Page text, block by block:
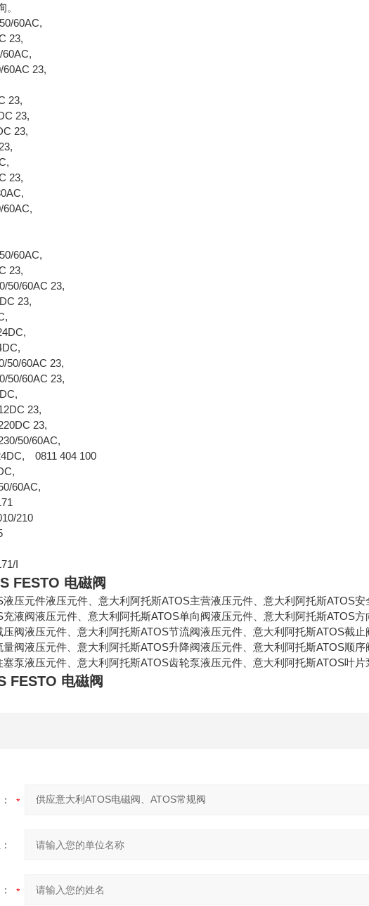
60AC,
23,
60AC,
60AC 23,
23,
23,
23,
23,
23,
60AC,
60AC,
23,
50/60AC 23,
23,
50/60AC 23,
50/60AC 23,
23,
23,
50/60AC,
0811 404 100
60AC,
210
I
FESTO 电磁阀
压元件液压元件、意大利阿托斯ATOS主营液压元件、意大利阿托斯ATOS
液阀液压元件、意大利阿托斯ATOS单向阀液压元件、意大利阿托斯ATOS
压阀液压元件、意大利阿托斯ATOS节流阀液压元件、意大利阿托斯ATOS截
量阀液压元件、意大利阿托斯ATOS升降阀液压元件、意大利阿托斯ATOS顺
泵液压元件、意大利阿托斯ATOS齿轮泵液压元件、意大利阿托斯ATOS叶片
FESTO 电磁阀